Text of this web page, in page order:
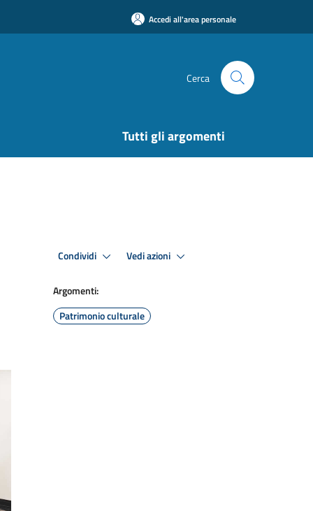
Accedi all'area personale
Cerca
Tutti gli argomenti
Condividi Vedi azioni
Argomenti:
Patrimonio culturale